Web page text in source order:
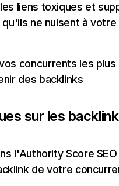
liens toxiques et
qu'ils ne nuisent à
concurrents les
des backlinks
sur les
l'Authority Score
de votre